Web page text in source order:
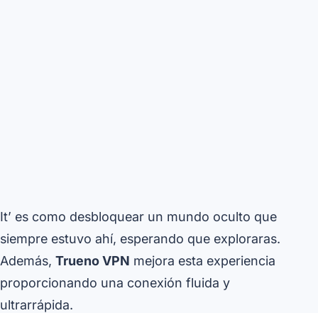
It’ es como desbloquear un mundo oculto que
siempre estuvo ahí, esperando que exploraras.
Además, Trueno VPN mejora esta experiencia
proporcionando una conexión fluida y
ultrarrápida.